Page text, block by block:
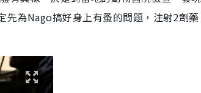
先為Nago搞好身上有蚤的問題，注射2劑藥